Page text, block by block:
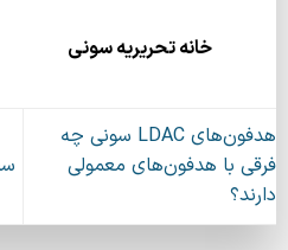
خانه تحریریه سونی
هدفون‌های LDAC سونی چه
فرقی با هدفون‌های معمولی
دارند؟